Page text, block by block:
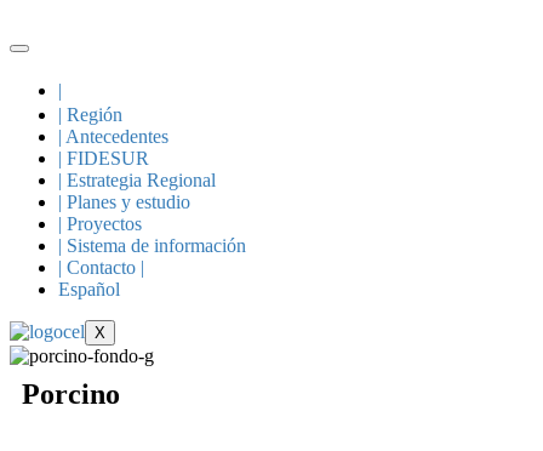
|
| Región
| Antecedentes
| FIDESUR
| Estrategia Regional
| Planes y estudio
| Proyectos
| Sistema de información
| Contacto |
Español
X
Porcino